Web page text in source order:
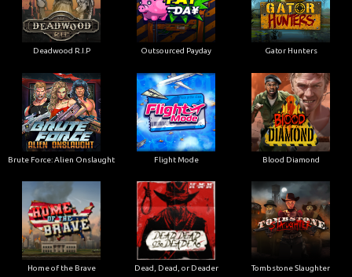
Deadwood R.I.P Outsourced Payday Gator Hunters
Brute Force: Alien Onslaught Flight Mode Blood Diamond
Home of the Brave Dead, Dead, or Deader Tombstone Slaughter